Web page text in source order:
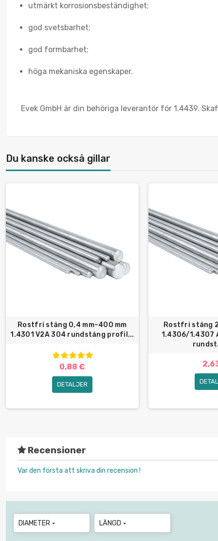
utmärkt korrosionsbeständighet;
god svetsbarhet;
god formbarhet;
höga mekaniska egenskaper.
Evek GmbH är din behöriga leverantör för 1.4439.
Du kanske också gillar
Rostfri stång 0,4 mm–400 mm
1.4301 V2A 304 rundstång profil...
0,88 €
DETALJER
Rostfri stång
1.4306/1.4307
Recensioner
Var den första att skriva din recension !
DIAMETER  LÄNGD 